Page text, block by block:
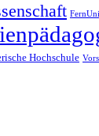
Hochschule